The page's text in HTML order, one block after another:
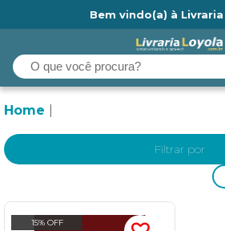
Bem vindo(a) à
Home
Filtrar por
15% OFF